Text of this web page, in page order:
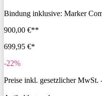
Bindung inklusive: Marker
900,00 €**
699,95 €*
-22%
Preise inkl. gesetzlicher MwSt.